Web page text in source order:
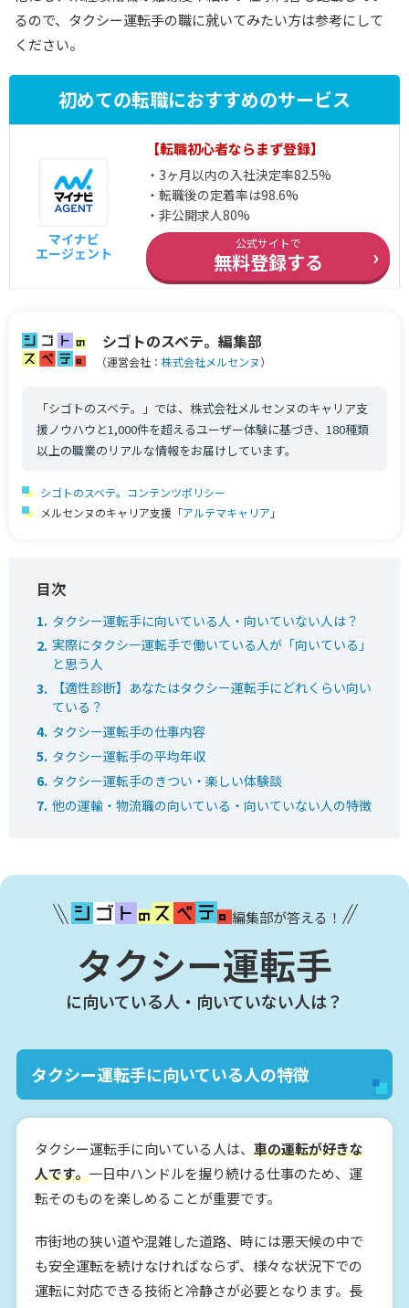
るので、タクシー運転手の職に就いてみたい方は参考にして
ください。
初めての転職におすすめのサービス
マイナビ
エージェント
【転職初心者ならまず登録】
・3ヶ月以内の入社決定率82.5%
・転職後の定着率は98.6%
・非公開求人80%
公式サイトで
無料登録する ›
シゴトのスベテ。編集部
（運営会社： 株式会社メルセンヌ）
「シゴトのスベテ。」では、株式会社メルセンヌのキャリア支
援ノウハウと1,000件を超えるユーザー体験に基づき、180種類
以上の職業のリアルな情報をお届けしています。
シゴトのスベテ。コンテンツポリシー
メルセンヌのキャリア支援「アルテマキャリア 」
タクシー運転手に向いている人・向いていない人は？
実際にタクシー運転手で働いている人が「向いている」
と思う人
【適性診断】あなたはタクシー運転手にどれくらい向い
ている？
タクシー運転手の仕事内容
タクシー運転手の平均年収
タクシー運転手のきつい・楽しい体験談
他の運輸・物流職の向いている・向いていない人の特徴
編集部が答える！
タクシー運転手
に向いている人・向いていない人は？
タクシー運転手に向いている人の特徴
タクシー運転手に向いている人は、 車の運転が好きな
人です。一日中ハンドルを握り続ける仕事のため、運
転そのものを楽しめることが重要です。
市街地の狭い道や混雑した道路、時には悪天候の中で
も安全運転を続けなければならず、様々な状況下での
運転に対応できる技術と冷静さが必要となります。長